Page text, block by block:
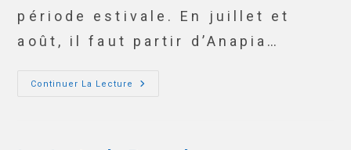
période estivale. En juillet et
août, il faut partir d’Anapia…
Continuer La Lecture